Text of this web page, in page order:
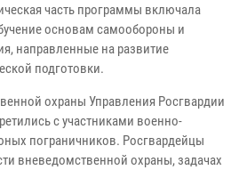
часть программы включала
основам самообороны и
направленные на развитие
подготовки.
охраны Управления Росгвардии
с участниками военно-
пограничников. Росгвардейцы
вневедомственной охраны, задачах